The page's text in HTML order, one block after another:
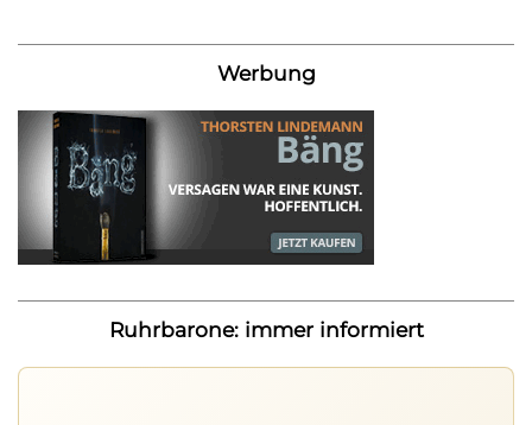
Werbung
Ruhrbarone: immer informiert